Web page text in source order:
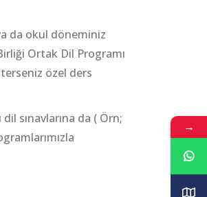
da okul döneminiz
Ortak Dil Programı
özel ders
sınavlarına da ( Örn;
→